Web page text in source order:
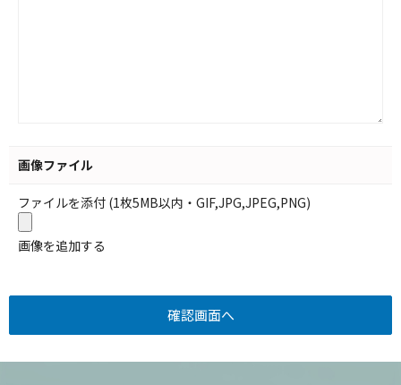
画像ファイル
ファイルを添付 (1枚5MB以内・GIF,JPG,JPEG,PNG)
画像を追加する